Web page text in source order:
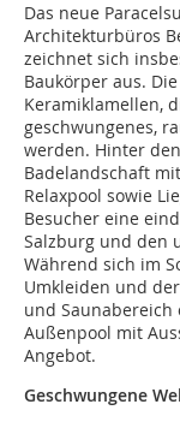
Das neue
Architekturbüros
zeichnet sich
Baukörper aus.
Keramiklamellen,
geschwungenes,
werden. Hinter
Badelandschaft
Relaxpool sowie
Besucher eine
Salzburg und den
Während sich im
Umkleiden und
und
Außenpool mit
Angebot.
Geschwungene